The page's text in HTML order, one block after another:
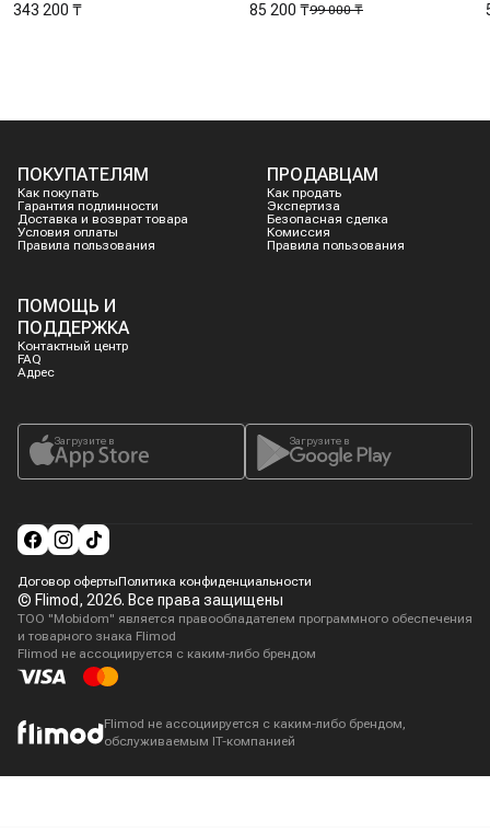
343 200 ₸ 99 000 ₸
85 200 ₸
ПОКУПАТЕЛЯМ
Как покупать
Гарантия подлинности
Доставка и возврат товара
Условия оплаты
Правила пользования
ПРОДАВЦАМ
Как продать
Экспертиза
Безопасная сделка
Комиссия
Правила пользования
ПОМОЩЬ И
ПОДДЕРЖКА
Контактный центр
FAQ
Адрес
Загрузите в Загрузите в
Договор офертыПолитика конфиденциальности
© Flimod, 2026. Все права защищены
ТОО "Mobidom" является правообладателем программного обеспечения
и товарного знака Flimod
Flimod не ассоциируется с каким-либо брендом
Flimod не ассоциируется с каким-либо брендом,
обслуживаемым IT-компанией